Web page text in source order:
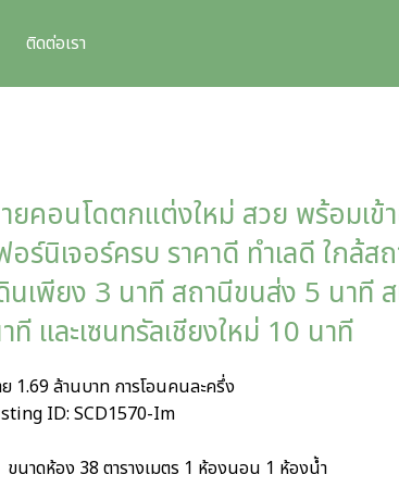
ติดต่อเรา
ยคอนโดตกแต่งใหม่ สวย พร้อมเข้
อร์นิเจอร์ครบ ราคาดี ทำเลดี ใกล้ส
นเพียง 3 นาที สถานีขนส่ง 5 นาที
ที และเซนทรัลเชียงใหม่ 10 นาที
ย 1.69 ล้านบาท การโอนคนละครึ่ง
ID: SCD1570-Im
ขนาดห้อง 38 ตารางเมตร 1 ห้องนอน 1 ห้องน้ำ